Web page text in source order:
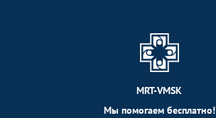
MRT-VMSK
Мы помогаем бесплатно!